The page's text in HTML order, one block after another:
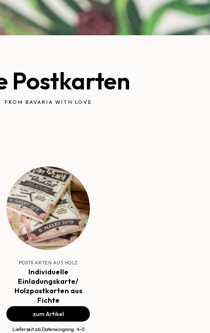
Postkarten
FROM BAVARIA WITH LOVE
POSTKARTEN AUS HOLZ
Individuelle
Einladungskarte/
Holzpostkarten aus
Fichte
zum Artikel
Lieferzeit ab Dateneingang: 4–5